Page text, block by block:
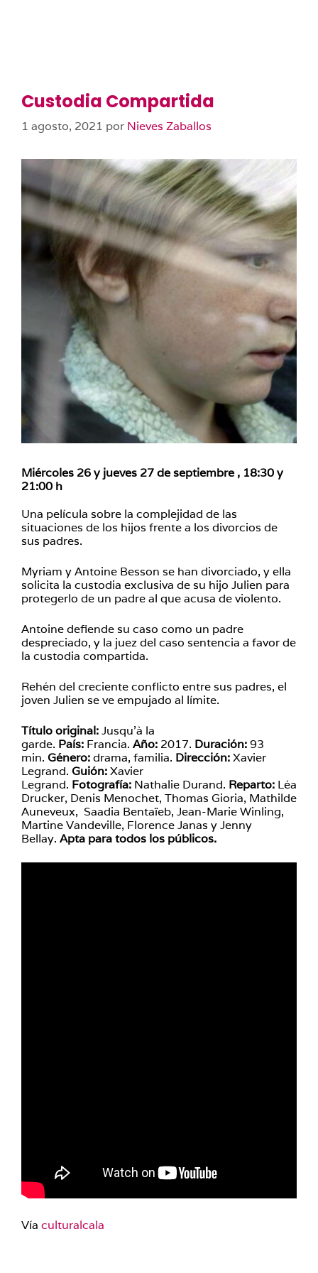
Custodia Compartida
1 agosto, 2021 por Nieves Zaballos
Miércoles 26 y jueves 27 de septiembre , 18:30 y
21:00 h
Una película sobre la complejidad de las
situaciones de los hijos frente a los divorcios de
sus padres.
Myriam y Antoine Besson se han divorciado, y ella
solicita la custodia exclusiva de su hijo Julien para
protegerlo de un padre al que acusa de violento.
Antoine defiende su caso como un padre
despreciado, y la juez del caso sentencia a favor de
la custodia compartida.
Rehén del creciente conflicto entre sus padres, el
joven Julien se ve empujado al límite.
Título original:Jusqu’à la
garde. País: Francia. Año: 2017. Duración:93
min. Género:drama, familia. Dirección:Xavier
Legrand. Guión:Xavier
Legrand. Fotografía: Nathalie Durand. Reparto: Léa
Drucker, Denis Menochet, Thomas Gioria, Mathilde
Auneveux, Saadia Bentaïeb, Jean-Marie Winling,
Martine Vandeville, Florence Janas y Jenny
Bellay. Apta para todos los públicos.
Vía culturalcala